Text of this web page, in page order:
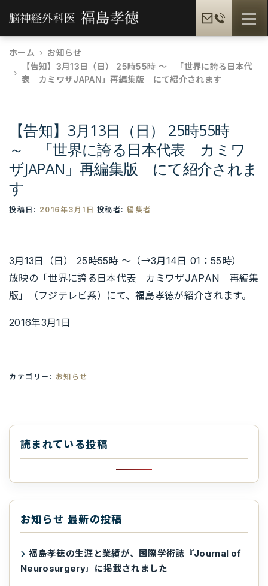
ン
メニュ
福島孝徳とは 福島式手術 脳疾患一覧
ギャラリー 提携病院
ホーム
お知らせ
【告知】3月13日（日） 25時55時 ～ 「世界に誇る日本代
表 カミワザJAPAN」再編集版 にて紹介されます
【告知】3月13日（日） 25時55時
～ 「世界に誇る日本代表 カミワ
ザJAPAN」再編集版 にて紹介されま
す
投稿日: 2016年3月1日 投稿者: 編集者
3月13日（日） 25時55時 ～（→3月14日 01：55時）
放映の「世界に誇る日本代表 カミワザJAPAN 再編集
版」（フジテレビ系）にて、福島孝徳が紹介されます。
2016年3月1日
カテゴリー: お知らせ
読まれている投稿
お知らせ 最新の投稿
福島孝徳の生涯と業績が、国際学術誌『Journal of
Neurosurgery』に掲載されました